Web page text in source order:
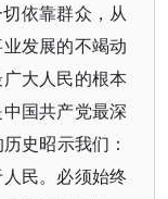
依靠群众，从
发展的不竭动
大人民的根本
国共产党最深
史昭示我们：
民。必须始终